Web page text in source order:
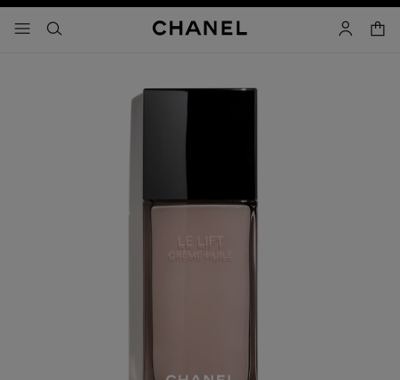
เมนู - การนำทางหลัก
- การนำทางหลัก
ค้นหา บัญชีผู้ใช้
ตะกร้